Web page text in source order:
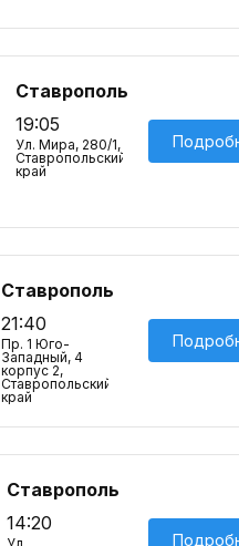
Ставрополь
19:05
Ул. Мира, 280/1,
Ставропольский
край
Ставрополь
21:40
Пр. 1 Юго-
Западный, 4
корпус 2,
Ставропольский
край
Ставрополь
14:20